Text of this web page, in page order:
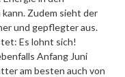
Zudem sieht der
und gepflegter aus.
Es lohnt sich!
Anfang Juni
am besten auch von